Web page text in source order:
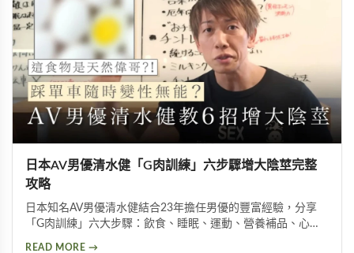
日本AV男優清水健「G肉訓練」六步驟增大陰莖完整
攻略
日本知名AV男優清水健結合23年擔任男優的豐富經驗，分享
「G肉訓練」六大步驟：飲食、睡眠、運動、營養補品、心
READ MORE →